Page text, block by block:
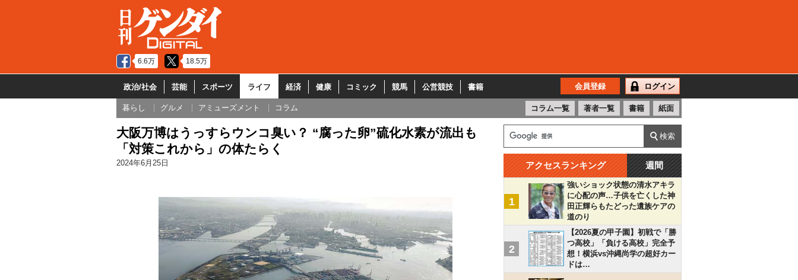
6.6万 18.5万
政治/社会 芸能 スポーツ ライフ 経済 健康 コミック 競馬 公営競技 書籍 会員登録 ログイン
暮らし グルメ アミューズメント コラム コラム一覧 著者一覧 書籍 紙面
大阪万博はうっすらウンコ臭い？ “腐った卵”硫化水素が流出も
「対策これから」の体たらく
2024年6月25日 アクセスランキング 週間
1
強いショック状態の清水アキラ
に心配の声…子供を亡くした神
田正輝らもたどった遺族ケアの
道のり
2
【2026夏の甲子園】初戦で「勝
つ高校」「負ける高校」完全予
想！横浜vs沖縄尚学の超好カー
ドは…